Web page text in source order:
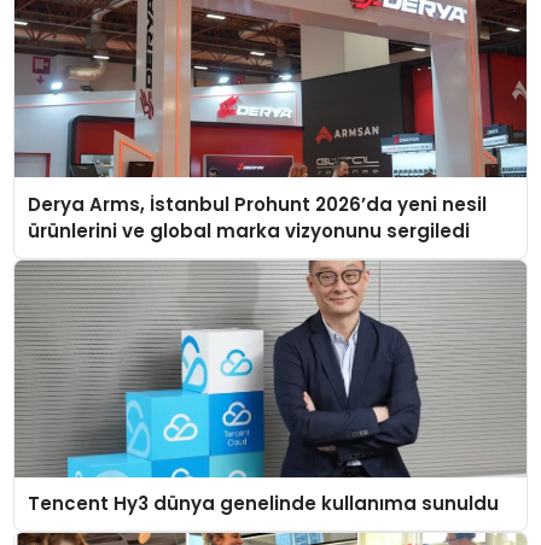
Derya Arms, İstanbul Prohunt 2026’da yeni nesil
ürünlerini ve global marka vizyonunu sergiledi
Tencent Hy3 dünya genelinde kullanıma sunuldu